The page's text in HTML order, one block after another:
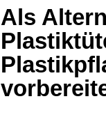
Als